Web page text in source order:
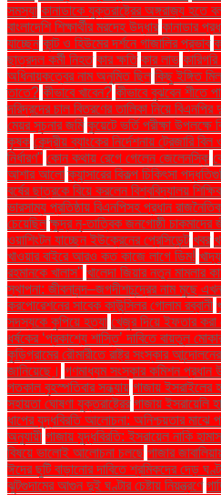
সমস্যা কানাডাকে যুক্তরাষ্ট্রের অঙ্গরাজ্য হতে
বাংলাদেশি শিক্ষার্থীর মরদেহ উদ্ধার কানাডার
যাচ্ছেন কান্ট ও হিউমের দর্শনে গাজালির প্রভাব
ছাত্রদল কর্মী নিহত কার ক্ষতি কার লাভ
অধিনায়কত্বের নাম অনুমিত ছিল কিছু ইঙ্গিত
তাতে? কীভাবে খাবেন? কীভাবে বুঝবেন শীতে
দরিদ্রদের চাল বিতরণের তালিকা নিয়ে বিএনপির
মেয়র সূচনার জমি কুয়েটে ভর্তি পরীক্ষা উপলক্ষে
কৃষক কেন্দ্রীয় ব্যাংকের নির্দেশনায় ট্রেজারি
নির্ধারণ" কোন কথায় রেগে গেলেন জেলেনস্কি
আশার আলো ক্যান্সারের বিকল্প চিকিৎসা
বর্ষের ছাত্রকে বিয়ে করলেন বিশ্ববিদ্যালয়
ভারসাম্য প্রতিষ্ঠায় বিএনপিসহ প্রধান
চেয়েছিল ক্ষুদ্র নৃ-তাত্বিক জনগোষ্ঠী চাকমাদের
ওয়াশিংটন যাচ্ছেন ইউক্রেনের প্রেসিডেন্ট খবর
খাওয়ার বাইরে আরও কত কাজে লাগে ডিম!
রহমানকে খালাস'' খালেদা জিয়ার নতুন মামলার
স্থাপনা: জীবনানন্দ–জগদীশচন্দ্রের নাম মুছে
করপোরেশনের সাবেক কাউন্সিলর গোলাম রব্বানী
সদস্যকে কুপিয়ে হত্যা খেজুর দিয়ে ইফতার
ধর্ষকের ‘প্রকাশ্যে শাস্তি’ দাবিতে বায়তুল
কুড়িগ্রামের রৌমারীতে রাষ্ট্র সংস্কার
জানিয়েছে। গণমাধ্যম সংস্কার কমিশন প্রধান
গতকাল বৃহস্পতিবার সন্ধ্যায় গাজায় ইসরাইলের
সহায়তা ঘোষণা যুক্তরাষ্ট্রের গাজায় ইসরায়েলি
ধাপের যুদ্ধবিরতি আলোচনা: অনিশ্চয়তার মাঝে
অনুযায়ী গাজায় যুদ্ধবিরতি: ইসরায়েল নাকি
বিষয়ে ভালোই আলোচনা চলছে গাজার
ঈদের ছুটি বাড়ানোর দাবিতে শ্রমিকদের দেড়
ঝুটগুদামের আগুন দুই ঘণ্টার চেষ্টায় নিয়ন্ত্রণে